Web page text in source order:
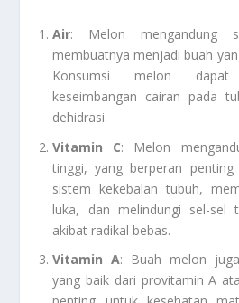
Air: Melon mengandung
membuatnya menjadi buah
Konsumsi melon
keseimbangan cairan pada
dehidrasi.
Vitamin C: Melon
tinggi, yang berperan penting
sistem kekebalan tubuh,
luka, dan melindungi sel-sel
akibat radikal bebas.
Vitamin A: Buah melon
yang baik dari provitamin A